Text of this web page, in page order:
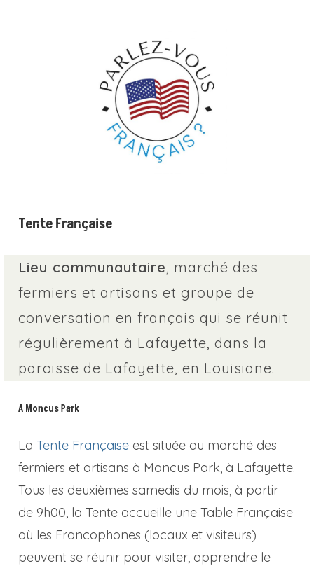
Tente Française
Lieu communautaire , marché des
fermiers et artisans et groupe de
conversation en français qui se réunit
régulièrement à Lafayette, dans la
paroisse de Lafayette, en Louisiane.
A Moncus Park
LaTente Française est située au marché des
fermiers et artisans à Moncus Park, à Lafayette.
Tous les deuxièmes samedis du mois, à partir
de 9h00, la Tente accueille une Table Française
où les Francophones (locaux et visiteurs)
peuvent se réunir pour visiter, apprendre le